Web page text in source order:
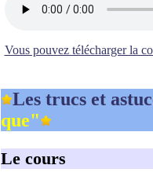
Vous pouvez télécharger la
Les trucs et
que"
Le cours